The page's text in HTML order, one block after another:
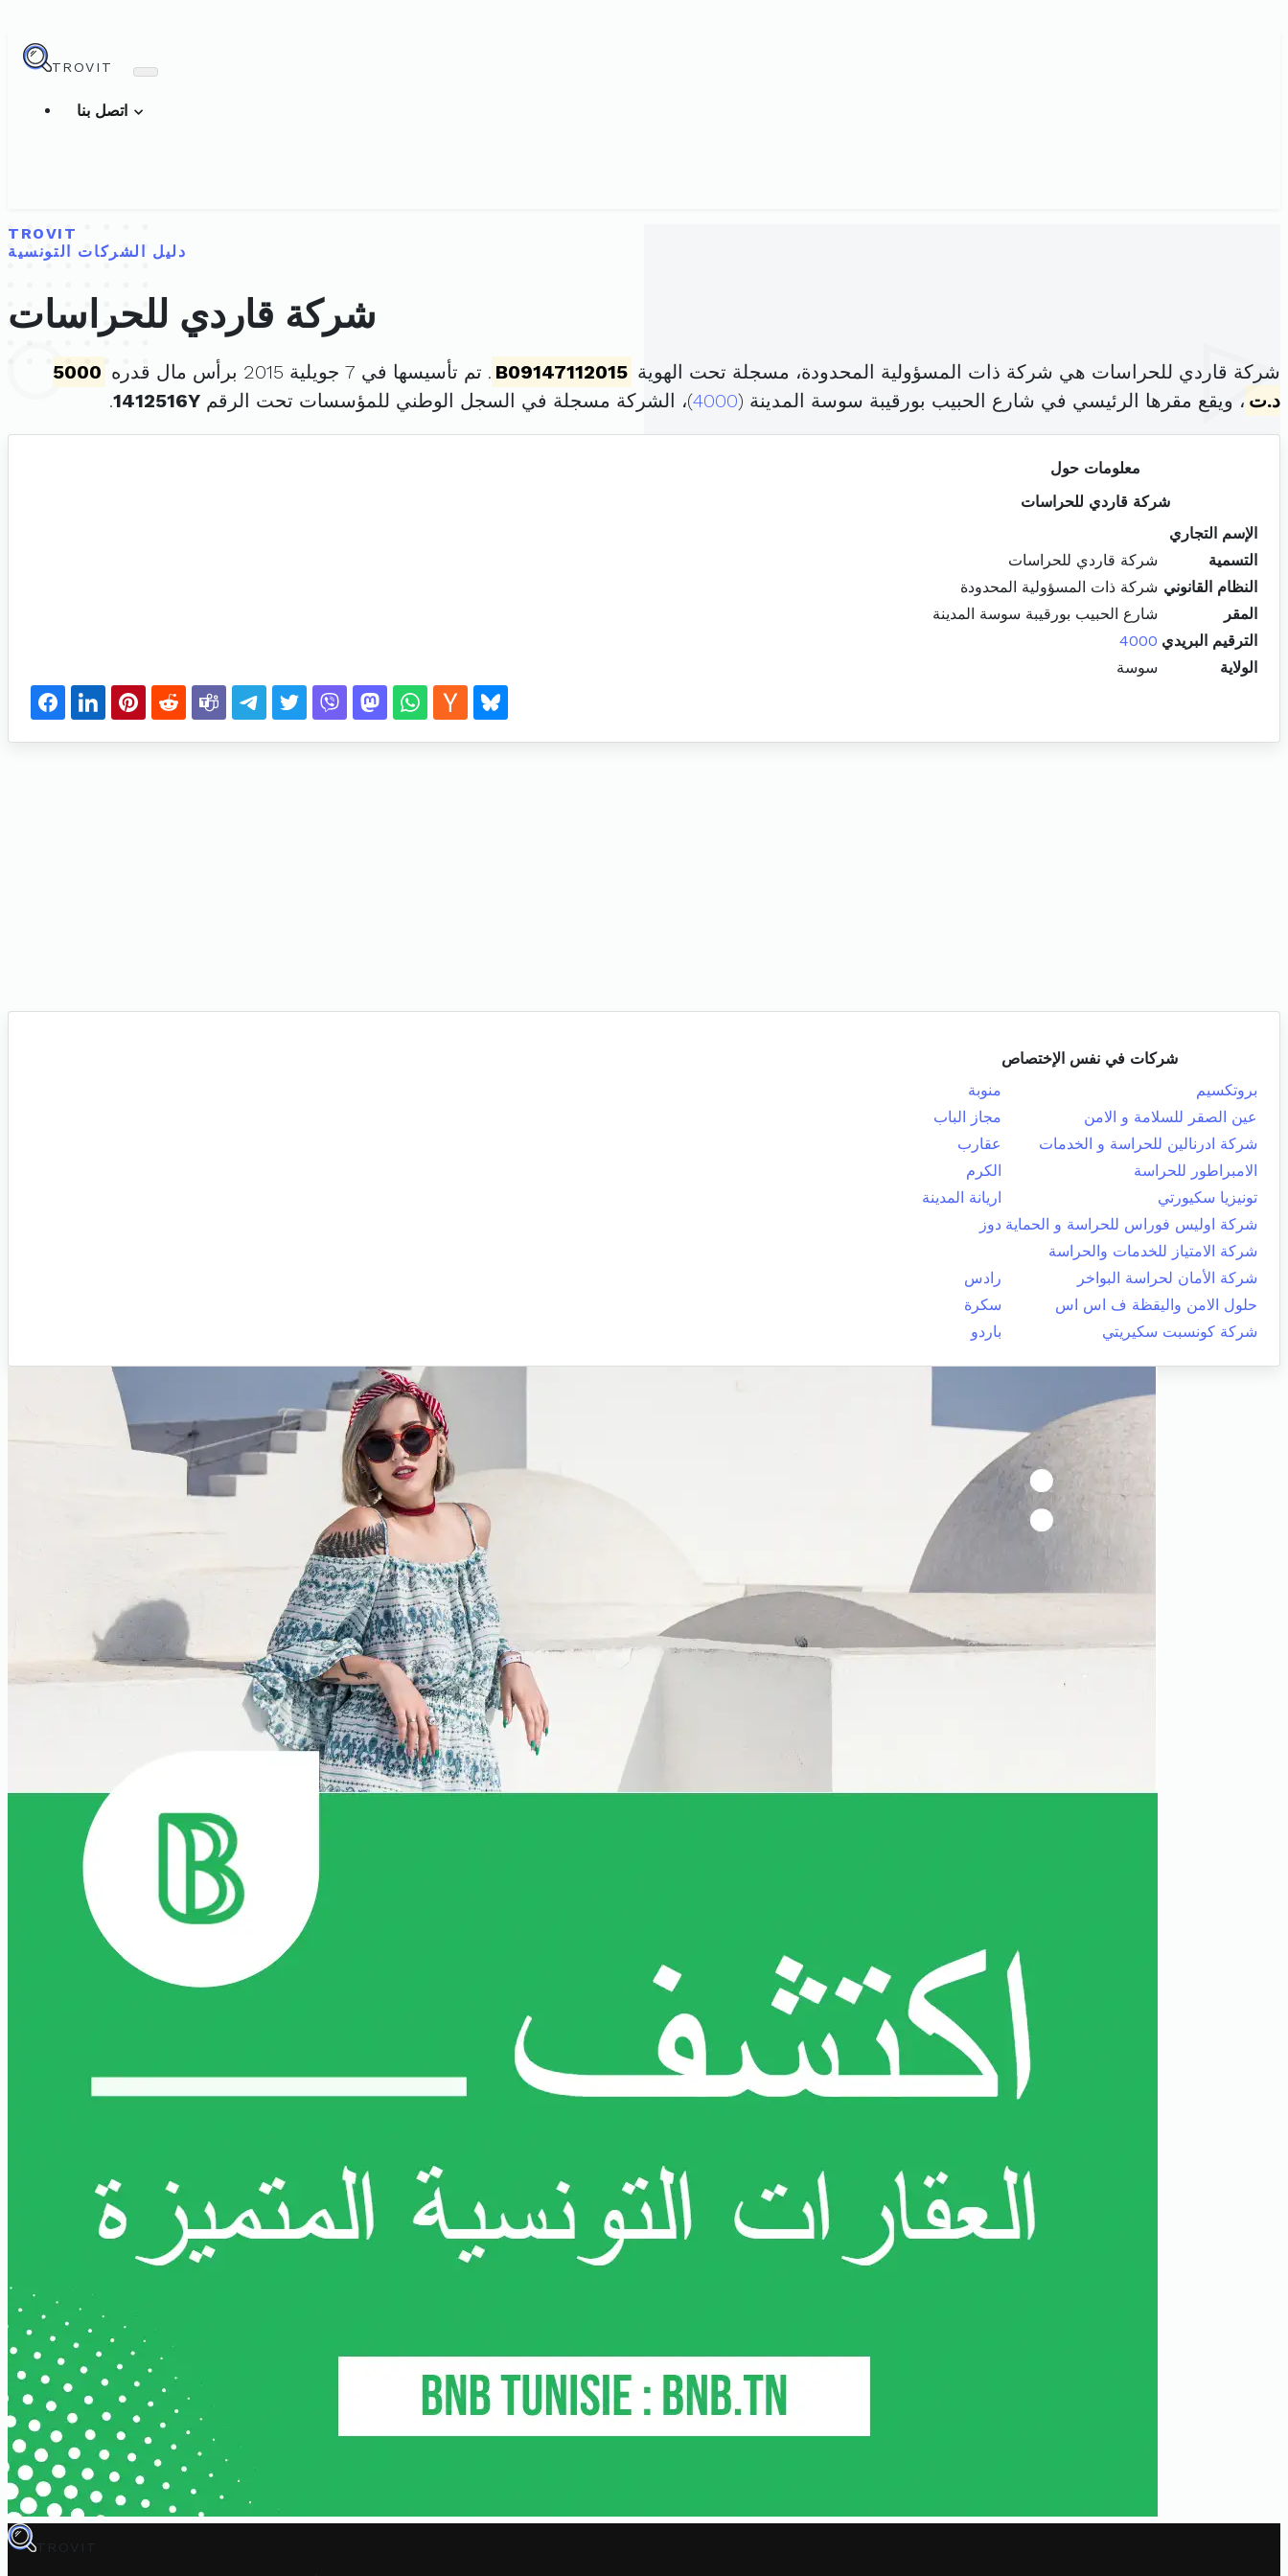
TROVIT
TROVIT
دليل الشركات التونسية
شركة قاردي للحراسات
شركة قاردي للحراسات هي شركة ذات المسؤولية المحدودة، مسجلة تحت الهوية B09147112015 . تم تأسيسها في 7 جويلية 2015 برأس مال قدره
5000
د.ت ، ويقع مقرها الرئيسي في شارع الحبيب بورقيبة سوسة المدينة (4000)، الشركة مسجلة في السجل الوطني للمؤسسات تحت الرقم 1412516Y
.
معلومات حول
شركة قاردي للحراسات
الإسم التجاري
التسمية
شركة قاردي للحراسات
النظام القانوني شركة ذات المسؤولية المحدودة
المقر
شارع الحبيب بورقيبة سوسة المدينة
الترقيم البريدي 4000
الولاية
سوسة
شركات في نفس الإختصاص
بروتكسيم
منوبة
عين الصقر للسلامة و الامن
مجاز الباب
شركة ادرنالين للحراسة و الخدمات
عقارب
الامبراطور للحراسة
الكرم
تونيزيا سكيورتي
اريانة المدينة
شركة اوليس فوراس للحراسة و الحماية دوز
شركة الامتياز للخدمات والحراسة
شركة الأمان لحراسة البواخر
رادس
حلول الامن واليقظة ف اس اس
سكرة
شركة كونسبت سكيريتي
باردو
TROVIT